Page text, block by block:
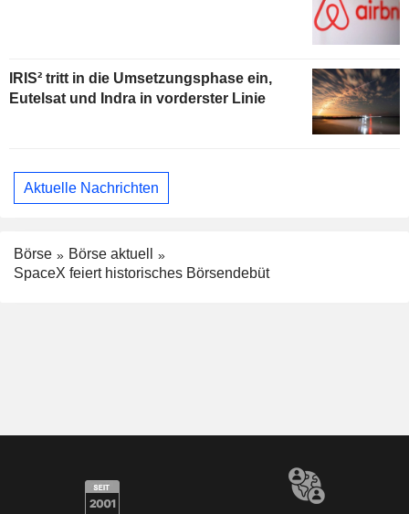
IRIS² tritt in die Umsetzungsphase ein,
Eutelsat und Indra in vorderster Linie
Aktuelle Nachrichten
Börse
Börse aktuell
SpaceX feiert historisches Börsendebüt